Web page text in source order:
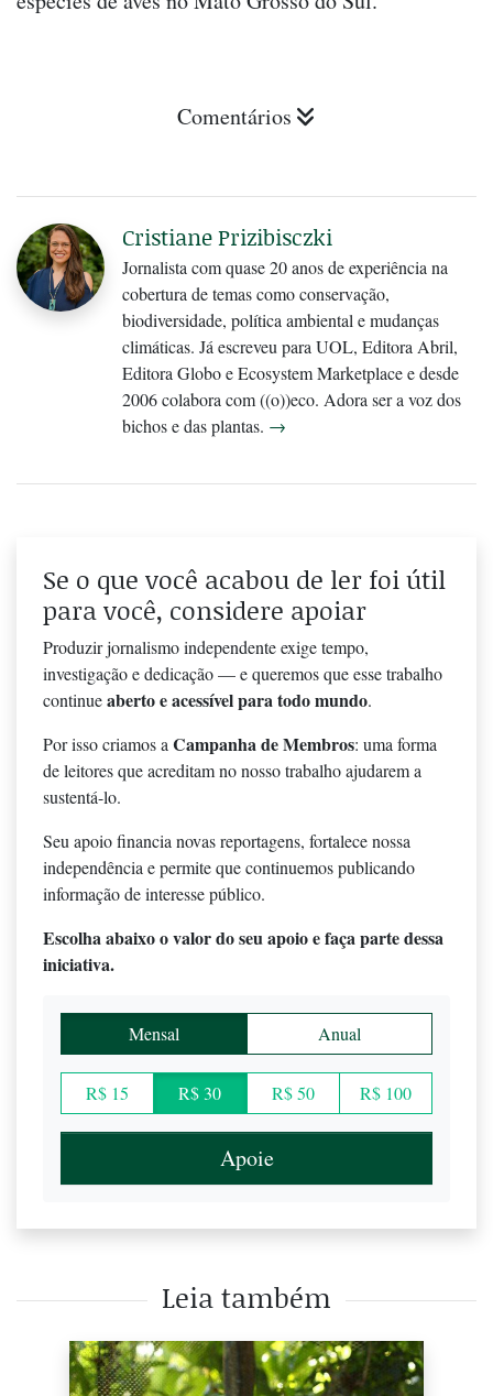
Comentários
Cristiane Prizibisczki
Jornalista com quase 20 anos de experiência na
cobertura de temas como conservação,
biodiversidade, política ambiental e mudanças
climáticas. Já escreveu para UOL, Editora Abril,
Editora Globo e Ecosystem Marketplace e desde
2006 colabora com ((o))eco. Adora ser a voz dos
bichos e das plantas. →
Se o que você acabou de ler foi útil
para você, considere apoiar
Produzir jornalismo independente exige tempo,
investigação e dedicação — e queremos que esse trabalho
continueaberto e acessível para todo mundo.
Por isso criamos a Campanha de Membros: uma forma
de leitores que acreditam no nosso trabalho ajudarem a
sustentá-lo.
Seu apoio financia novas reportagens, fortalece nossa
independência e permite que continuemos publicando
informação de interesse público.
Escolha abaixo o valor do seu apoio e faça parte dessa
iniciativa.
Mensal Anual
R$ 15 R$ 30 R$ 50 R$ 100
Apoie
Leia também